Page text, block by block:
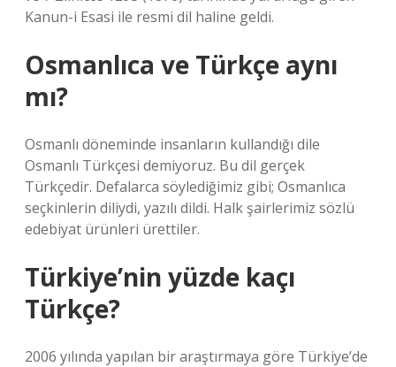
Kanun-i Esasi ile resmi dil haline geldi.
Osmanlıca ve Türkçe aynı
mı?
Osmanlı döneminde insanların kullandığı dile
Osmanlı Türkçesi demiyoruz. Bu dil gerçek
Türkçedir. Defalarca söylediğimiz gibi; Osmanlıca
seçkinlerin diliydi, yazılı dildi. Halk şairlerimiz sözlü
edebiyat ürünleri ürettiler.
Türkiye’nin yüzde kaçı
Türkçe?
2006 yılında yapılan bir araştırmaya göre Türkiye’de